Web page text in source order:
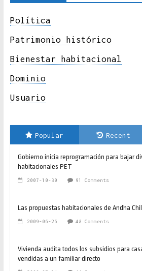
Política
Patrimonio histórico
Bienestar habitacional
Dominio
Usuario
Popular Recent
Gobierno inicia reprogramación para bajar
habitacionales PET
2007-10-30 91 Comments
Las propuestas habitacionales de Andha
2009-06-26 48 Comments
Vivienda audita todos los subsidios para
vendidas a un familiar directo